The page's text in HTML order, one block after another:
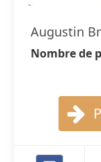
Augustin
Nombre de